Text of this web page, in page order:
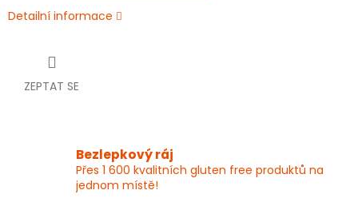
Detailní informace
ZEPTAT SE
Bezlepkový ráj
Přes 1 600 kvalitních gluten free produktů na
jednom místě!